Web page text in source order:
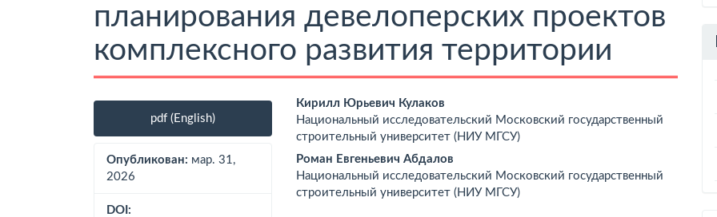
планирования девелоперских проектов
комплексного развития территории
Боковая
панель
статьи
pdf (English)
Опубликован: мар. 31,
2026
DOI:
Основное
содержимое
статьи
Кирилл Юрьевич Кулаков
Национальный исследовательский Московский государственный
строительный университет (НИУ МГСУ)
Роман Евгеньевич Абдалов
Национальный исследовательский Московский государственный
строительный университет (НИУ МГСУ)